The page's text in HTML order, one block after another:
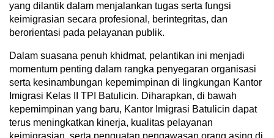
yang dilantik dalam menjalankan tugas serta fungsi
keimigrasian secara profesional, berintegritas, dan
berorientasi pada pelayanan publik.
Dalam suasana penuh khidmat, pelantikan ini menjadi
momentum penting dalam rangka penyegaran organisasi
serta kesinambungan kepemimpinan di lingkungan Kantor
Imigrasi Kelas II TPI Batulicin. Diharapkan, di bawah
kepemimpinan yang baru, Kantor Imigrasi Batulicin dapat
terus meningkatkan kinerja, kualitas pelayanan
keimigrasian, serta penguatan pengawasan orang asing di